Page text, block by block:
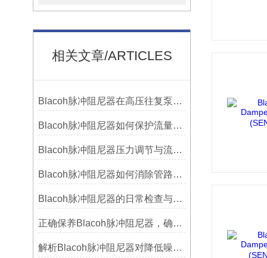
相关文章/ARTICLES
Blacoh脉冲阻尼器在高压往复泵系统中的应用
Blacoh脉冲阻尼器如何保护流量计、压力开关和管路附件？
Blacoh脉冲阻尼器压力调节与流量匹配技巧
Blacoh脉冲阻尼器如何消除管路振动与噪音？
Blacoh脉冲阻尼器的日常检查与预防性维护清单
正确保养Blacoh脉冲阻尼器，确保长期稳定运行
解析Blacoh脉冲阻尼器对降低噪音的显著作用